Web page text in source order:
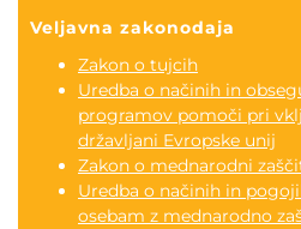
Veljavna zakonodaja
Zakon o tujcih
Uredba o načinih in
programov pomoči pri
državljani Evropske unij
Zakon o mednarodni
Uredba o načinih in
osebam z mednarodno